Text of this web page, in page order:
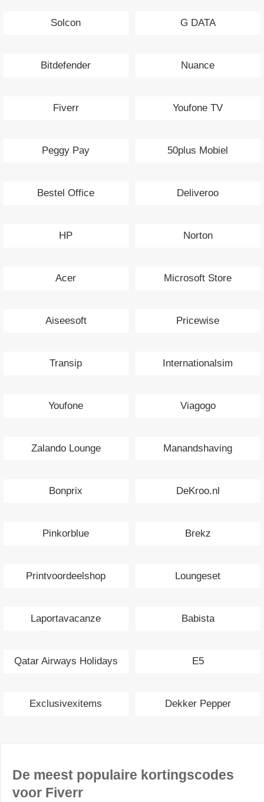
Solcon G DATA
Bitdefender Nuance
Fiverr Youfone TV
Peggy Pay 50plus Mobiel
Bestel Office Deliveroo
HP Norton
Acer Microsoft Store
Aiseesoft Pricewise
Transip Internationalsim
Youfone Viagogo
Zalando Lounge Manandshaving
Bonprix DeKroo.nl
Pinkorblue Brekz
Printvoordeelshop Loungeset
Laportavacanze Babista
Qatar Airways Holidays E5
Exclusivexitems Dekker Pepper
De meest populaire kortingscodes
voor Fiverr